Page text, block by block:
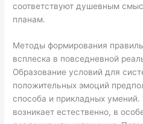
соответствуют душевным
планам.
Методы формирования
всплеска в повседневной
Образование условий для
положительных эмоций
способа и прикладных умений.
возникает естественно, в